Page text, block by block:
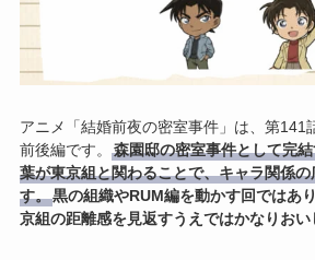
アニメ「結婚前夜の密室事件」は、第141
前後編です。
森園邸の密室事件として完
葉が東京組と関わることで、キャラ関係
す。黒の組織やRUM編を動かす回ではあ
京組の距離感を見返すうえではかなりおい